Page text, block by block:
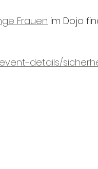
Frauen im Dojo
details/